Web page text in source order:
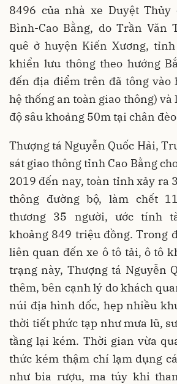
8496 của nhà xe Duyệt Thủy
Bình-Cao Bằng, do Trần Văn
quê ở huyện Kiến Xương,
khiển lưu thông theo hướng
đến địa điểm trên đã tông vào
hệ thống an toàn giao thông) và
độ sâu khoảng 50m tại chân đèo
Thượng tá Nguyễn Quốc Hải,
sát giao thông tỉnh Cao Bằng
2019 đến nay, toàn tỉnh xảy ra
thông đường bộ, làm chết
thương 35 người, ước tính
khoảng 849 triệu đồng. Trong
liên quan đến xe ô tô tải, ô tô
trạng này, Thượng tá Nguyễn
thêm, bên cạnh lý do khách
núi địa hình dốc, hẹp nhiều
thời tiết phức tạp như mưa lũ,
tầng lại kém. Thời gian vừa
thức kém thậm chí lạm dụng
như bia rượu, ma túy khi